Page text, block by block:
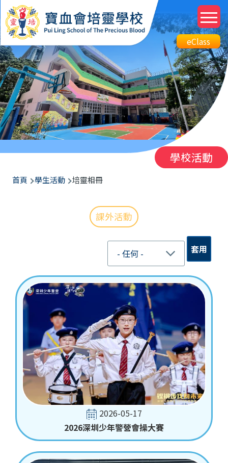
移至主內容
Top
eClass
Btn
eClass
學校活動
導
首頁 學生活動 培靈相冊
課外活動
2026-05-17
2026深圳少年警營會操大賽